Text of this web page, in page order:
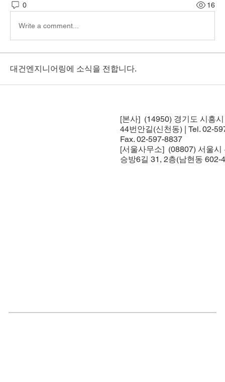
0 16
Write a comment...
대건엔지니어링에 소식을 전합니다.
[본사] (14950) 경기도 시흥
44번안길(신천동) | Tel. 02-
Fax. 02-597-8837
[서울사무소] (08807) 서울시
승방6길 31, 2층(남현동 602-